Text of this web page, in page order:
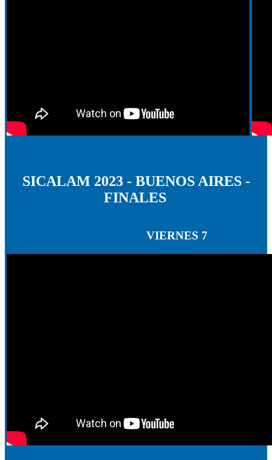
SICALAM 2023 - BUENOS AIRES -
FINALES
VIERNES 7